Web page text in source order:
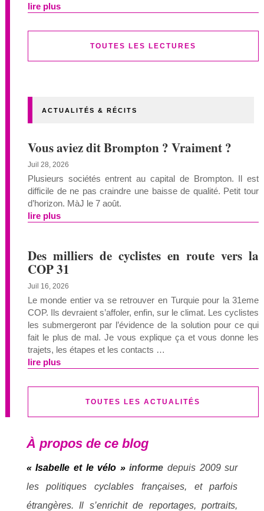
lire plus
TOUTES LES LECTURES
ACTUALITÉS & RÉCITS
Vous aviez dit Brompton ? Vraiment ?
Juil 28, 2026
Plusieurs sociétés entrent au capital de Brompton. Il est
difficile de ne pas craindre une baisse de qualité. Petit tour
d’horizon. MàJ le 7 août.
lire plus
Des milliers de cyclistes en route vers la
COP 31
Juil 16, 2026
Le monde entier va se retrouver en Turquie pour la 31eme
COP. Ils devraient s’affoler, enfin, sur le climat. Les cyclistes
les submergeront par l’évidence de la solution pour ce qui
fait le plus de mal. Je vous explique ça et vous donne les
trajets, les étapes et les contacts …
lire plus
TOUTES LES ACTUALITÉS
À propos de ce blog
« Isabelle et le vélo »informe depuis 2009 sur
les politiques cyclables françaises, et parfois
étrangères. Il s’enrichit de reportages, portraits,